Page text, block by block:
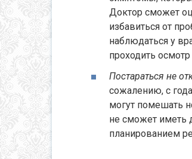
Доктор сможет
избавиться от
наблюдаться у
проходить осмотр
Постараться не
сожалению, с
могут помешать
не сможет иметь
планированием